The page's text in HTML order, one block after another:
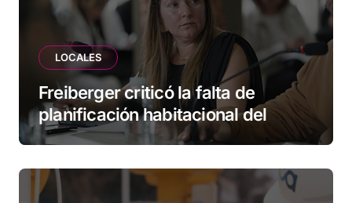
LOCALES
Freiberger criticó la falta de
planificación habitacional del
Municipio: “Vuoto deja afuera a
esperando”